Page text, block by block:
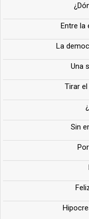
Entre la
La
Una
Tirar
Sin